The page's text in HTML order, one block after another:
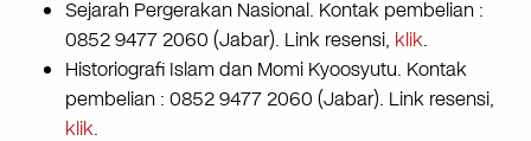
Sejarah Pergerakan Nasional. Kontak pembelian :
0852 9477 2060 (Jabar). Link resensi, klik.
Historiografi Islam dan Momi Kyoosyutu. Kontak
pembelian : 0852 9477 2060 (Jabar). Link resensi,
klik.